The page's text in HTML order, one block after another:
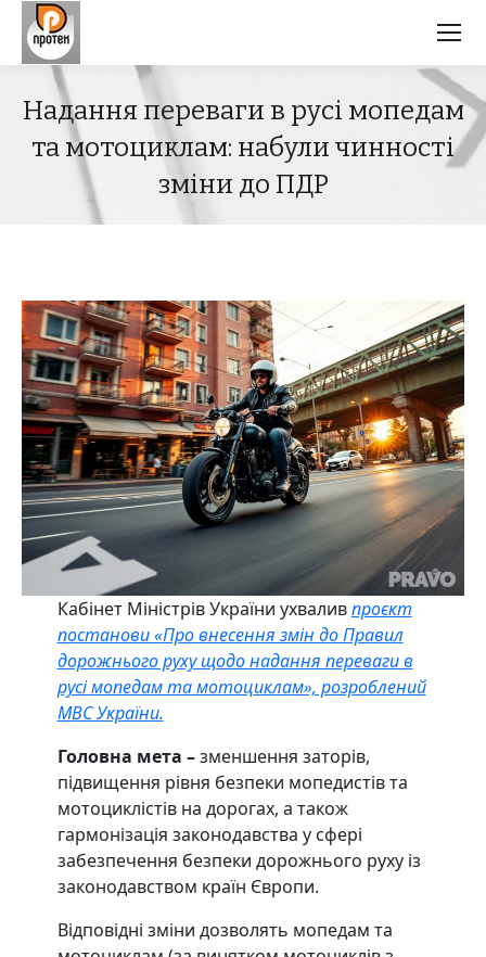
Надання переваги в русі мопедам
та мотоциклам: набули чинності
зміни до ПДР
Кабінет Міністрів України ухваливпроєкт
постанови «Про внесення змін до Правил
дорожнього руху щодо надання переваги в
русі мопедам та мотоциклам», розроблений
МВС України.
Головна мета –зменшення заторів,
підвищення рівня безпеки мопедистів та
мотоциклістів на дорогах, а також
гармонізація законодавства у сфері
забезпечення безпеки дорожнього pyxy із
законодавством країн Європи.
Відповідні зміни дозволять мопедам та